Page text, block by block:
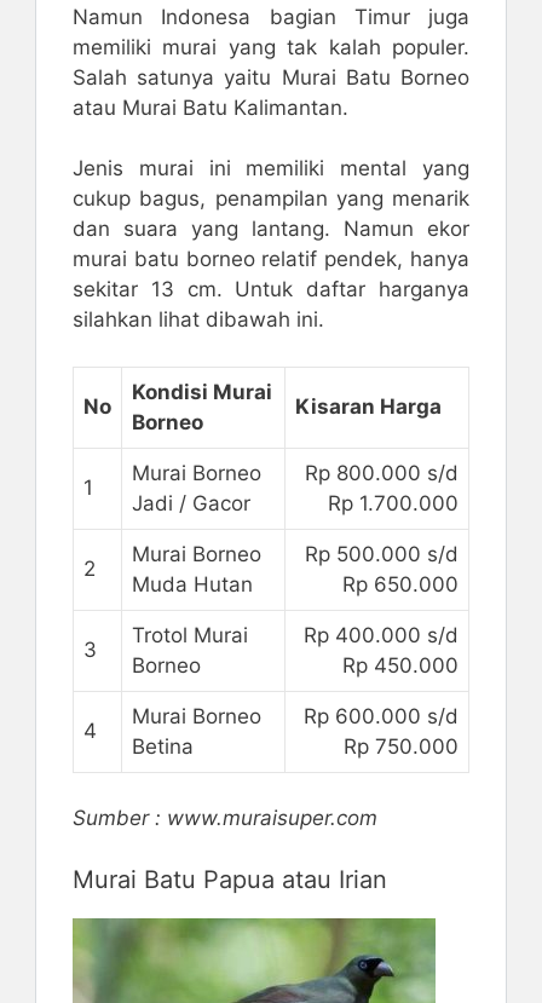
Namun Indonesa bagian Timur juga
memiliki murai yang tak kalah populer.
Salah satunya yaitu Murai Batu Borneo
atau Murai Batu Kalimantan.
Jenis murai ini memiliki mental yang
cukup bagus, penampilan yang menarik
dan suara yang lantang. Namun ekor
murai batu borneo relatif pendek, hanya
sekitar 13 cm. Untuk daftar harganya
silahkan lihat dibawah ini.
No
Kondisi Murai
Borneo
Kisaran Harga
1
Murai Borneo
Jadi / Gacor
Rp 800.000 s/d
Rp 1.700.000
2
Murai Borneo
Muda Hutan
Rp 500.000 s/d
Rp 650.000
3
Trotol Murai
Borneo
Rp 400.000 s/d
Rp 450.000
4
Murai Borneo
Betina
Rp 600.000 s/d
Rp 750.000
Sumber : www.muraisuper.com
Murai Batu Papua atau Irian